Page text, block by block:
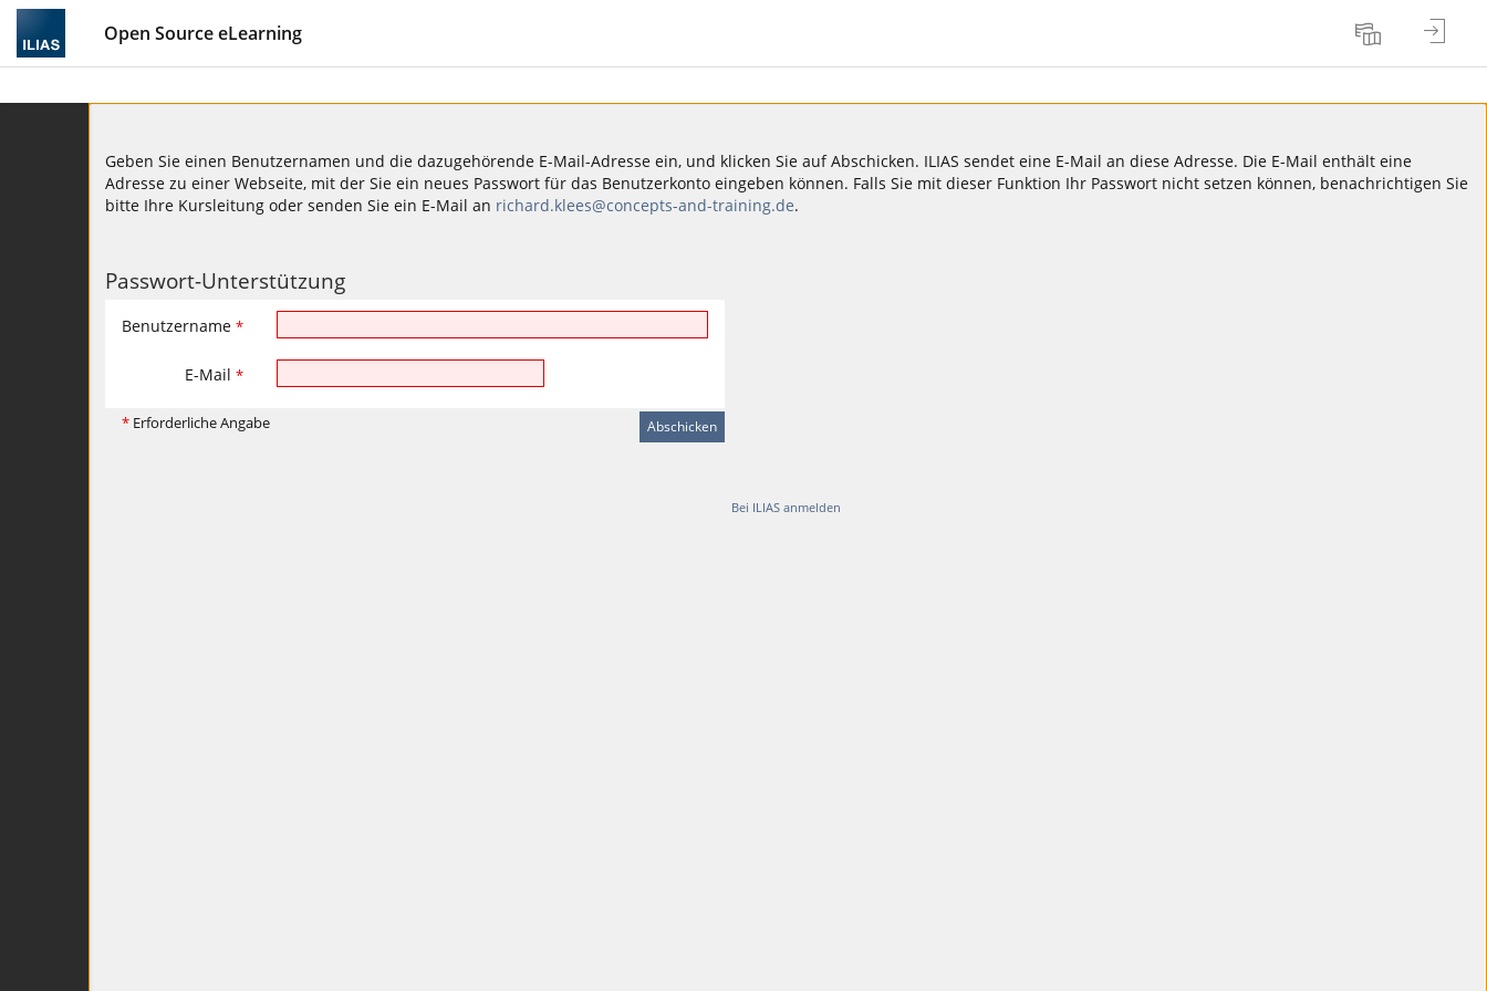
Open Source eLearning
Geben Sie einen Benutzernamen und die dazugehörende E-Mail-Adresse ein, und klicken Sie auf Abschicken. ILIAS sendet eine E-Mail an diese Adresse. Die E-Mail enthält eine
Adresse zu einer Webseite, mit der Sie ein neues Passwort für das Benutzerkonto eingeben können. Falls Sie mit dieser Funktion Ihr Passwort nicht setzen können, benachrichtigen Sie
bitte Ihre Kursleitung oder senden Sie ein E-Mail an richard.klees@concepts-and-training.de.
Passwort-Unterstützung
Benutzername *
E-Mail *
* Erforderliche Angabe
Bei ILIAS anmelden